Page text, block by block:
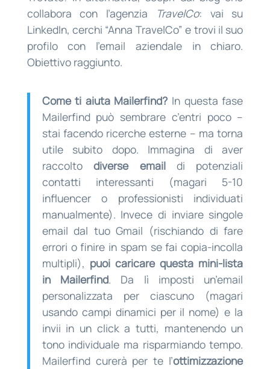
collabora con l’agenzia
TravelCo: vai su
LinkedIn, cerchi “Anna TravelCo” e trovi il suo
profilo con l’email aziendale in chiaro.
Obiettivo raggiunto.
Come ti aiuta Mailerfind? In questa fase
Mailerfind può sembrare c’entri poco –
stai facendo ricerche esterne – ma torna
utile subito dopo. Immagina di aver
raccoltodiverse emaildi potenziali
contatti interessanti (magari 5-10
influencer o professionisti individuati
manualmente). Invece di inviare singole
email dal tuo Gmail (rischiando di fare
errori o finire in spam se fai copia-incolla
multipli), puoi caricare questa mini-lista
in Mailerfind. Da lì imposti un’email
personalizzata per ciascuno (magari
usando campi dinamici per il nome) e la
invii in un click a tutti, mantenendo un
tono individuale ma risparmiando tempo.
Mailerfind curerà per te l’ottimizzazione